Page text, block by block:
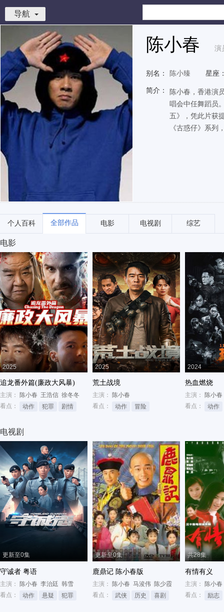
导航
陈小春 演
别名： 陈小臻 星座
简介：
陈小春，香港演
唱会中任舞蹈员
五》，凭此片获
《古惑仔》系列
个人百科 全部作品 电影 电视剧 综艺
电影
2025
追龙番外篇(廉政大风暴)
主演： 陈小春 王浩信 徐冬冬
看点：
动作 犯罪 剧情
2025
荒土战境
主演： 陈小春
看点：
动作 冒险
2024
热血燃烧
主演： 陈小春
看点：
动作
电视剧
更新至0集
守诚者 粤语
主演： 陈小春 李治廷 韩雪
看点：
动作 悬疑 犯罪
更新至0集
鹿鼎记 陈小春版
主演： 陈小春 马浚伟 陈少霞
看点：
武侠 历史 喜剧
共28集
有情有义
主演： 陈小春
看点：
励志